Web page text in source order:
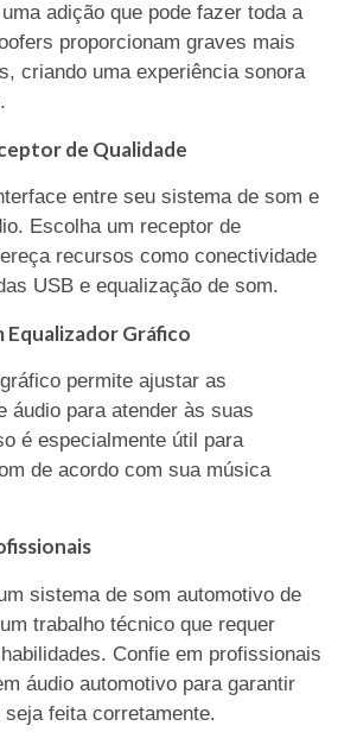
adição que pode fazer toda a
proporcionam graves mais
criando uma experiência sonora
de Qualidade
entre seu sistema de som e
Escolha um receptor de
recursos como conectividade
USB e equalização de som.
Equalizador Gráfico
permite ajustar as
áudio para atender às suas
é especialmente útil para
de acordo com sua música
sistema de som automotivo de
trabalho técnico que requer
Confie em profissionais
áudio automotivo para garantir
feita corretamente.